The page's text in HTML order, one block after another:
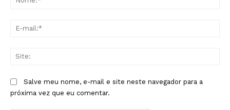
Salve meu nome, e-mail e site neste navegador para a
próxima vez que eu comentar.